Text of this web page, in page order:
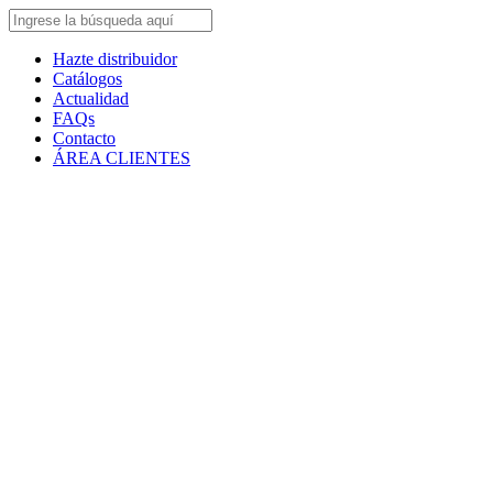
Hazte distribuidor
Catálogos
Actualidad
FAQs
Contacto
ÁREA CLIENTES